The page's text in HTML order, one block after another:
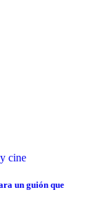
cine
un guión que